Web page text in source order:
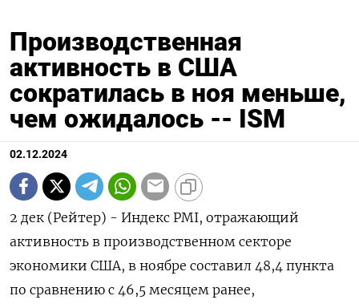
Производственная
активность в США
сократилась в ноя меньше,
чем ожидалось -- ISM
02.12.2024
2 дек (Рейтер) - Индекс PMI, отражающий
активность в производственном секторе
экономики США, в ноябре составил 48,4 пункта
по сравнению с 46,5 месяцем ранее,